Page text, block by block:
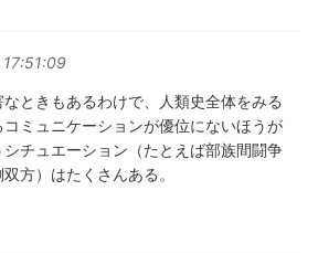
ときもあるわけで、人類史全体をみる
ミュニケーションが優位にないほうが
チュエーション（たとえば部族間闘争
方）はたくさんある。